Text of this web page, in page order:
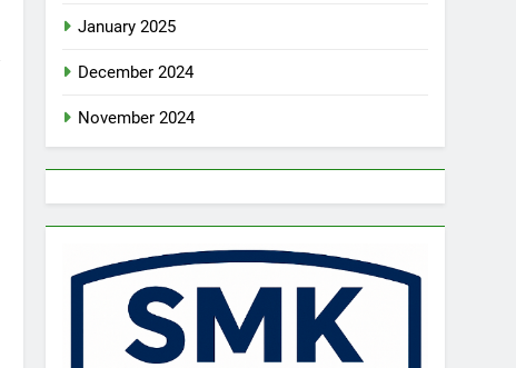
January 2025
December 2024
November 2024